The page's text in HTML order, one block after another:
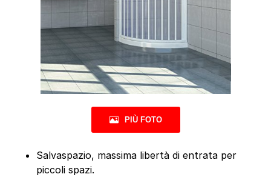
PIÙ FOTO
Salvaspazio, massima libertà di entrata per
piccoli spazi.